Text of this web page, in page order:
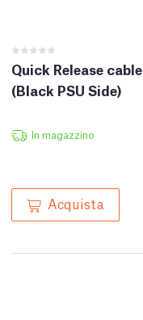
Quick Release cable
(Black PSU Side)
In magazzino
Acquista